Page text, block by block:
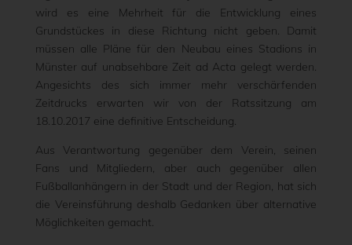
wird es eine Mehrheit für die Entwicklung eines
Grundstückes in diese Richtung nicht geben. Damit
müssen alle Pläne für den Neubau eines Stadions in
Münster auf unabsehbare Zeit ad Acta gelegt werden.
Angesichts des sich immer mehr verschärfenden
Zeitdrucks erwarten wir von der Ratssitzung am
18.10.2017 eine definitive Entscheidung.
Aus Verantwortung gegenüber dem Verein, seinen
Fans und Mitgliedern, aber auch gegenüber allen
Fußballanhängern in der Stadt und der Region, hat sich
die Vereinsführung deshalb Gedanken über alternative
Möglichkeiten gemacht.